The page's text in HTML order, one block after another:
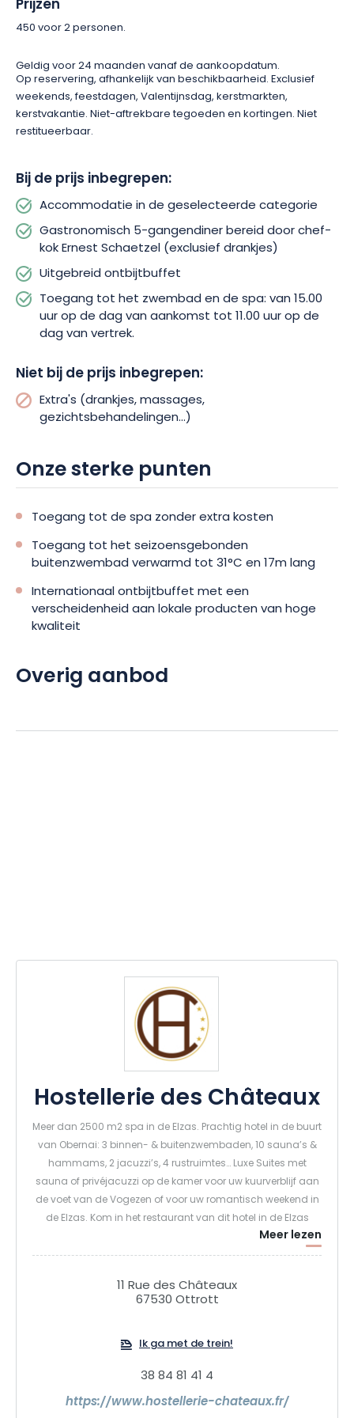
je verrassen door een symfonie van smaken en vervolg je
gastronomische reis zodra je wakker wordt. Bij het ontbijt kun
buffet, ideaal om je dag goed te beginnen!
Voor totale ontspanning heb je met het arrangement Pur
plaisir en Alsace ook toegang tot het zwembad en de spa van
Hostellerie des Châteaux. Deze oase van rust wacht op je
Profiteer van dit geluksmoment voor twee!
Weersta het dus niet en zeg ja tegen deze uitnodiging om te
ontsnappen! Hostellerie des Châteaux belooft je een
onvergetelijk verblijf voor jullie beiden, in een luxueuze en
betoverende omgeving.
Prijzen
450 voor 2 personen.
Geldig voor 24 maanden vanaf de aankoopdatum.
Op reservering, afhankelijk van beschikbaarheid. Exclusief
weekends, feestdagen, Valentijnsdag, kerstmarkten,
kerstvakantie. Niet-aftrekbare tegoeden en kortingen. Niet
restitueerbaar.
Bij de prijs inbegrepen:
Accommodatie in de geselecteerde categorie
Gastronomisch 5-gangendiner bereid door chef-
kok Ernest Schaetzel (exclusief drankjes)
Uitgebreid ontbijtbuffet
Toegang tot het zwembad en de spa: van 15.00
uur op de dag van aankomst tot 11.00 uur op de
dag van vertrek.
Niet bij de prijs inbegrepen:
Extra's (drankjes, massages,
gezichtsbehandelingen...)
Onze sterke punten
Toegang tot de spa zonder extra kosten
Toegang tot het seizoensgebonden
buitenzwembad verwarmd tot 31°C en 17m lang
Internationaal ontbijtbuffet met een
verscheidenheid aan lokale producten van hoge
kwaliteit
Overig aanbod
Hostellerie des Châteaux
Meer dan 2500 m2 spa in de Elzas. Prachtig hotel in de buurt
van Obernai: 3 binnen- & buitenzwembaden, 10 sauna’s &
hammams, 2 jacuzzi’s, 4 rustruimtes… Luxe Suites met
sauna of privéjacuzzi op de kamer voor uw kuurverblijf aan
de voet van de Vogezen of voor uw romantisch weekend in
de Elzas. Kom in het restaurant van dit hotel in de Elzas
genieten van de keuken van chef-kok Ernest Schaetzel voor
een onvergetelijke ervaring in Ottrott in het hotel boven
Meer lezen
11 Rue des Châteaux
67530 Ottrott
Ik ga met de trein!
38 84 81 41 4
https://www.hostellerie-chateaux.fr/